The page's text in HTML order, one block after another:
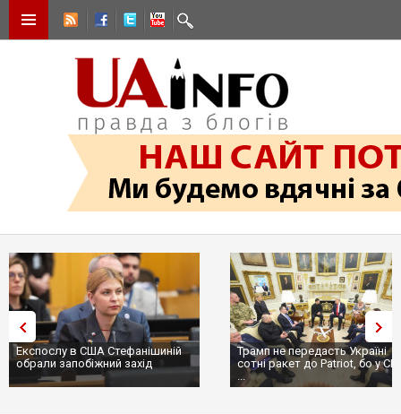
Експослу в США Стефанішиній
обрали запобіжний захід
Трамп не передасть Україні
сотні ракет до Patriot, бо у
...